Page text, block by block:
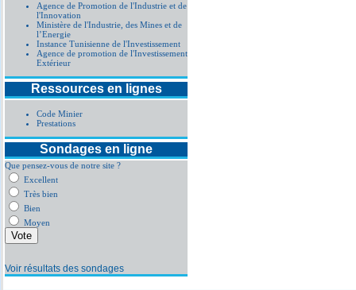
Agence de Promotion de l'Industrie et de
l'Innovation
Ministère de l'Industrie, des Mines et de
l’Energie
Instance Tunisienne de l'Investissement
Agence de promotion de l'Investissement
Extérieur
Ressources en lignes
Code Minier
Prestations
Sondages en ligne
Que pensez-vous de notre site ?
Excellent
Très bien
Bien
Moyen
Voir résultats des sondages